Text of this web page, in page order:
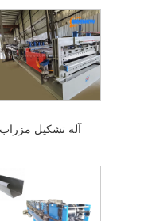
آلة تشكيل مزراب